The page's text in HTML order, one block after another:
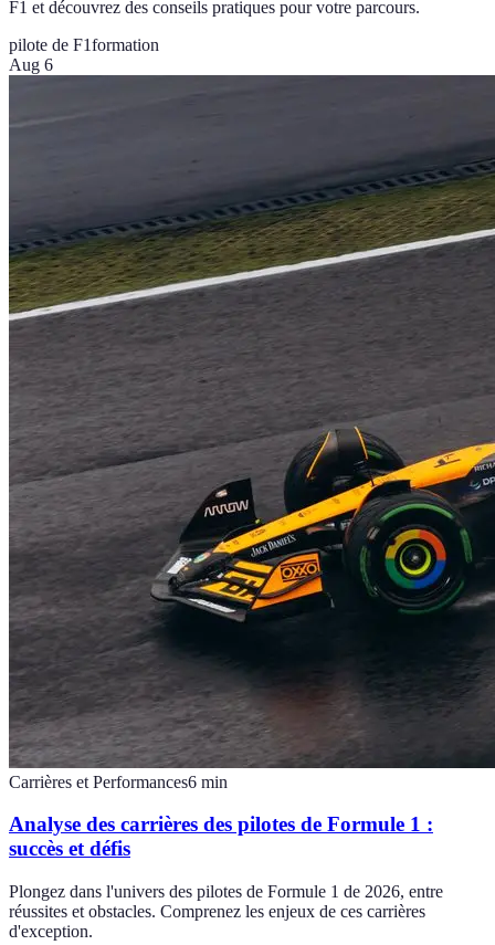
F1 et découvrez des conseils pratiques pour votre parcours.
pilote de F1formation
Aug 6
Carrières et Performances6 min
Analyse des carrières des pilotes de Formule 1 :
succès et défis
Plongez dans l'univers des pilotes de Formule 1 de 2026, entre
réussites et obstacles. Comprenez les enjeux de ces carrières
d'exception.